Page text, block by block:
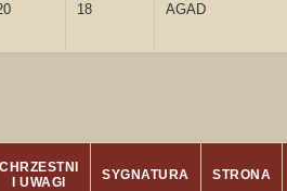
18 AGAD
CHRZESTNI
I UWAGI
SYGNATURA STRONA